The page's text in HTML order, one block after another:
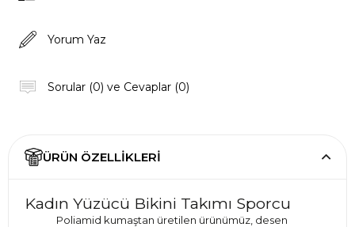
Yorum Yaz
Sorular (0) ve Cevaplar (0)
ÜRÜN ÖZELLIKLERI
Kadın Yüzücü Bikini Takımı Sporcu
Poliamid kumaştan üretilen ürünümüz, desen